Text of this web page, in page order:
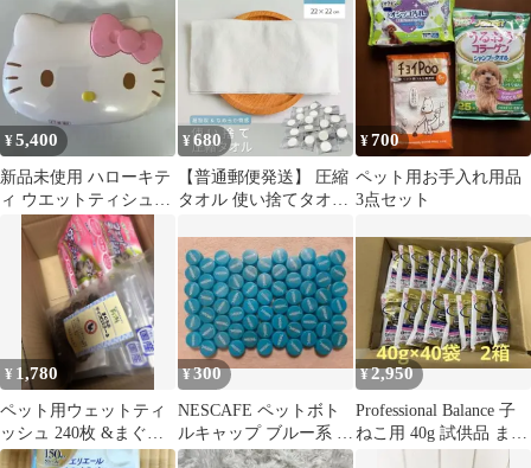
四隅に固定可能 食事マ
ット ペットマット お手
入れ簡単 ワイド スーパ
ーワイド 小型犬 中型犬
特大 (キャラメルブラ
ウン, L（62cmx42cm）)
¥5,400
新品未使用 ハローキテ
ィ ウエットティシュケ
ース 日本製 ウェット
ティッシュ入り
¥680
【普通郵便発送】 圧縮
タオル 使い捨てタオル
ット 圧縮タイプ 水でウ
ェットティッシュにな
る アメニティ 業務用
携帯用 個包装 タオル
病院 入院 温泉 銭湯 旅
館 施設 ホテル ホステ
ル サウナ プール イベ
ント
¥700
ペット用お手入れ用品
3点セット
¥ 1,780
ペット用ウェットティ
ッシュ 240枚 &まぐろ
のサイコロステーキ 国
¥300
NESCAFE ペットボト
ルキャップ ブルー系 66
個
¥2,950
Professional Balance 子
ねこ用 40g 試供品 まと